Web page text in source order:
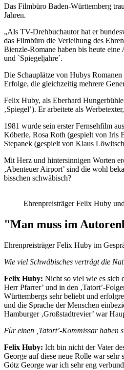
Das Filmbüro Baden-Württemberg
Jahren.
„Als TV-Drehbuchautor hat er
das Filmbüro die Verleihung des
Bienzle-Romane haben bis heute
und `Spiegeljahre´.
Die Schauplätze von Hubys
Erfolge, die gleichzeitig mehrere
Felix Huby, als Eberhard
‚Spiegel’). Er arbeitete als
1981 wurde sein erster Fernsehfilm
Köberle, Rosa Roth (gespielt von Iris
Stepanek (gespielt von Klaus
Mit Herz und hintersinnigen Worten
‚Abenteuer Airport’ sind die wohl
bisschen schwäbisch?
Ehrenpreisträger Felix Huby
"Man muss im
Ehrenpreisträger Felix Huby im
Wie viel Schwäbisches verträgt die
Felix Huby: Nicht so viel wie es sich
Herr Pfarrer’ und in den ‚Tatort’-
Württembergs sehr beliebt und
und die Sprache der Menschen
Hamburger ‚Großstadtrevier’ war
Für einen ‚Tatort’-Kommissar haben
Felix Huby: Ich bin nicht der Vater
George auf diese neue Rolle war
Götz George war ich sehr eng